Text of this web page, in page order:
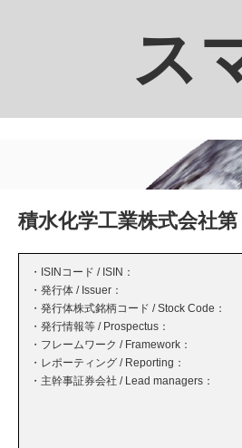
ス
積水化学工業株式会社
・ISINコード / ISIN：
・発行体 / Issuer：
・発行体株式銘柄コード / Stock Code：
・発行情報等 / Prospectus：
・フレームワーク / Framework：
・レポーティング / Reporting：
・主幹事証券会社 / Lead managers：